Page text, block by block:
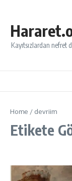
Kayıtsızlardan nefret
Home / devriim
Etikete